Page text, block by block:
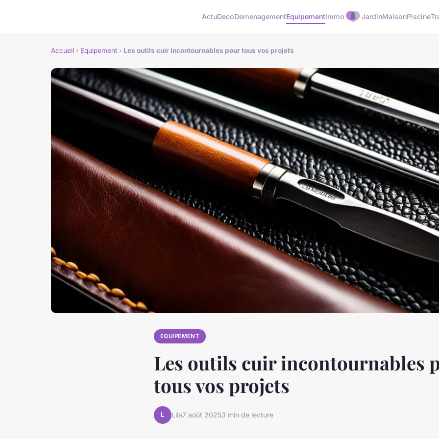
ActuDecoDemenagementEquipementImmo JardinMaisonPiscine
Accueil › Equipement › Les outils cuir incontournables pour tous vos projets
EQUIPEMENT
Les outils cuir incontournables
tous vos projets
L Lila7 août 20253 min de lecture